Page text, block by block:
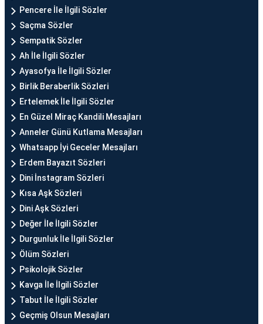
Pencere İle İlgili Sözler
Saçma Sözler
Sempatik Sözler
Ah İle İlgili Sözler
Ayasofya İle İlgili Sözler
Birlik Beraberlik Sözleri
Ertelemek İle İlgili Sözler
En Güzel Miraç Kandili Mesajları
Anneler Günü Kutlama Mesajları
Whatsapp İyi Geceler Mesajları
Erdem Bayazıt Sözleri
Dini İnstagram Sözleri
Kısa Aşk Sözleri
Dini Aşk Sözleri
Değer İle İlgili Sözler
Durgunluk İle İlgili Sözler
Ölüm Sözleri
Psikolojik Sözler
Kavga İle İlgili Sözler
Tabut İle İlgili Sözler
Geçmiş Olsun Mesajları